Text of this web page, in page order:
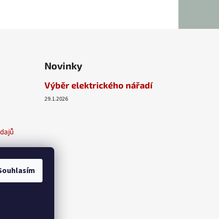
Novinky
Výběr elektrického nářadí
29.1.2026